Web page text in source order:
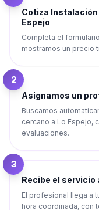
Cotiza Instalación
Espejo
Completa el
mostramos un precio
2
Asignamos un
Buscamos
cercano a Lo Espejo,
evaluaciones.
3
Recibe el servicio
El profesional llega a
hora coordinada, con